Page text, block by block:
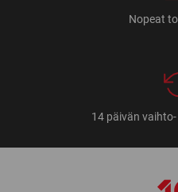
Nopeat
14 päivän